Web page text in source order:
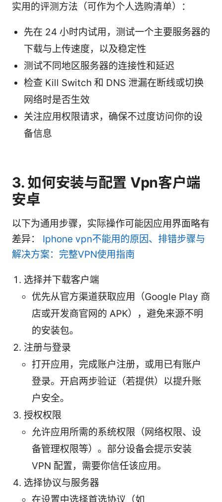
实用的评测方法（可作为个人选购清单）：
先在 24 小时内试用，测试一个主要服务器的
下载与上传速度，以及稳定性
测试不同地区服务器的连接性和延迟
检查 Kill Switch 和 DNS 泄漏在断线或切换
网络时是否生效
关注应用权限请求，确保不过度访问你的设
备信息
3. 如何安装与配置 Vpn客户端
安卓
以下为通用步骤，实际操作可能因应用界面略有
差异： Iphone vpn不能用的原因、排错步骤与
解决方案：完整VPN使用指南
选择并下载客户端
优先从官方渠道获取应用（Google Play 商
店或开发商官网的 APK），避免来源不明
的安装包。
注册与登录
打开应用，完成账户注册，或用已有账户
登录。开启两步验证（若提供）以提升账
户安全。
授权权限
允许应用所需的系统权限（网络权限、设
备管理权限等）。部分设备会提示安装
VPN 配置，需要你信任该应用。
选择协议与服务器
在设置中选择首选协议（如